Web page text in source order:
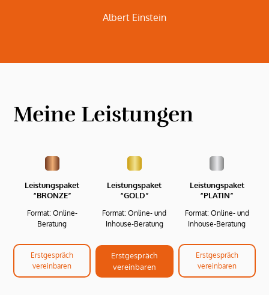
Albert Einstein
Meine Leistungen
Leistungspaket
“BRONZE”
Format: Online-
Beratung
Erstgespräch
vereinbaren
Leistungspaket
“GOLD”
Format: Online- und
Inhouse-Beratung
Erstgespräch
vereinbaren
Leistungspaket
“PLATIN”
Format: Online- und
Inhouse-Beratung
Erstgespräch
vereinbaren